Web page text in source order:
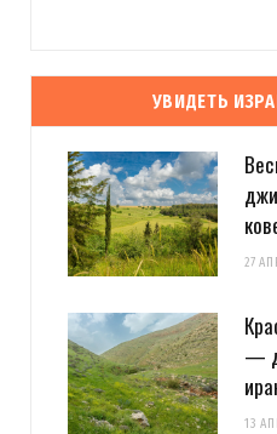
УВИДЕТЬ
27
—
13